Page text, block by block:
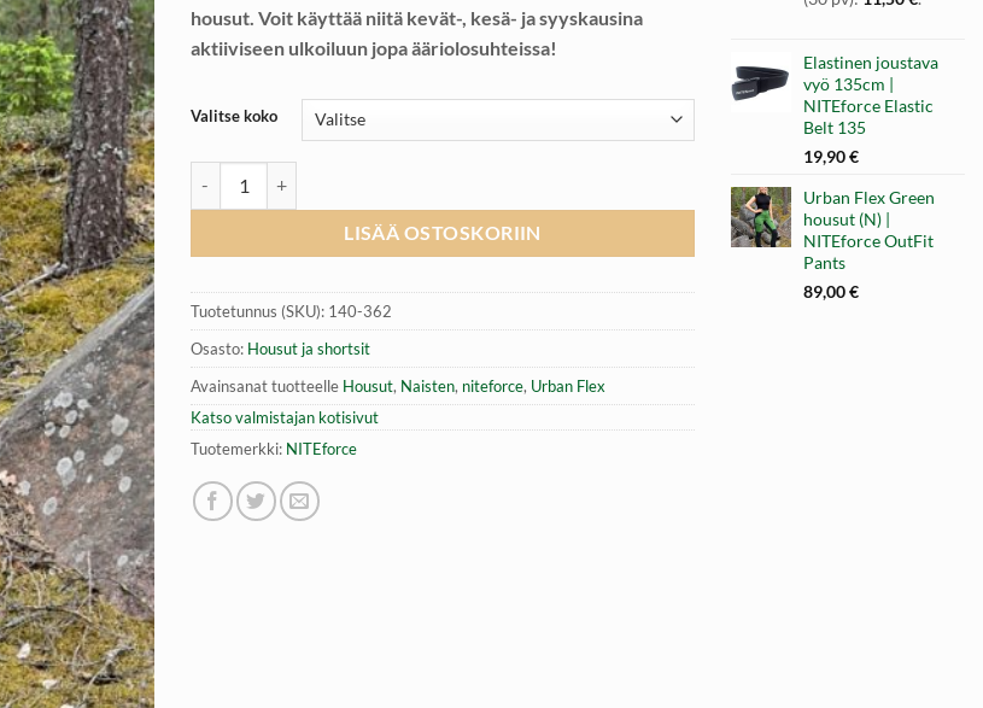
housut. Voit käyttää niitä kevät-, kesä- ja syyskausina
aktiiviseen ulkoiluun jopa ääriolosuhteissa!
Valitse koko
LISÄÄ OSTOSKORIIN
Tuotetunnus (SKU): 140-362
Osasto: Housut ja shortsit
Avainsanat tuotteelle Housut, Naisten, niteforce, Urban Flex
Katso valmistajan kotisivut
Tuotemerkki: NITEforce
Elastinen joustava
vyö 135cm |
NITEforce Elastic
Belt 135
19,90€
Urban Flex Green
housut (N) |
NITEforce OutFit
Pants
89,00€